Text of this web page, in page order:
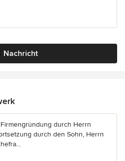
Nachricht
durch Herrn
durch den Sohn, Herrn